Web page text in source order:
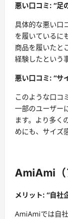
悪い口コミ: “足
具体的な悪い口
を履いているに
商品を履いたと
経験したという
悪い口コミ: “サ
このような口コ
一部のユーザー
ます。より多く
めにも、サイズ
AmiAmi（
メリット: “自社
AmiAmiでは自